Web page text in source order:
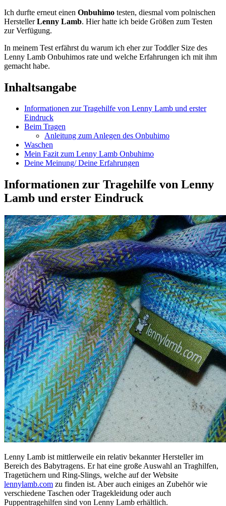
Ich durfte erneut einen Onbuhimo testen, diesmal vom polnischen
HerstellerLenny Lamb. Hier hatte ich beide Größen zum Testen
zur Verfügung.
In meinem Test erfährst du warum ich eher zur Toddler Size des
Lenny Lamb Onbuhimos rate und welche Erfahrungen ich mit ihm
gemacht habe.
Inhaltsangabe
Informationen zur Tragehilfe von Lenny Lamb und erster
Eindruck
Beim Tragen
Anleitung zum Anlegen des Onbuhimo
Waschen
Mein Fazit zum Lenny Lamb Onbuhimo
Deine Meinung/ Deine Erfahrungen
Informationen zur Tragehilfe von Lenny
Lamb und erster Eindruck
Lenny Lamb ist mittlerweile ein relativ bekannter Hersteller im
Bereich des Babytragens. Er hat eine große Auswahl an Traghilfen,
Tragetüchern und Ring-Slings, welche auf der Website
lennylamb.com zu finden ist. Aber auch einiges an Zubehör wie
verschiedene Taschen oder Tragekleidung oder auch
Puppentragehilfen sind von Lenny Lamb erhältlich.